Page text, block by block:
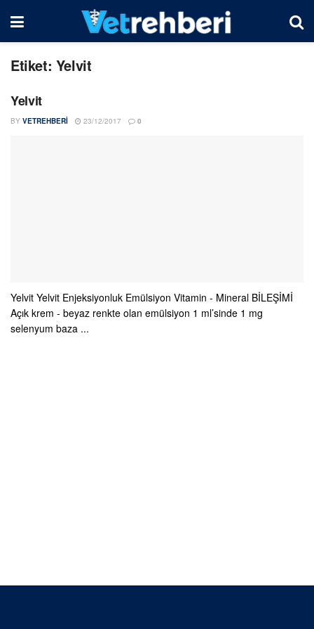
Etiket: Yelvit
Yelvit
BY VETREHBERI 23/12/2017 0
Yelvit Yelvit Enjeksiyonluk Emülsiyon Vitamin - Mineral BİLEŞİMİ
Açık krem - beyaz renkte olan emülsiyon 1 ml’sinde 1 mg
selenyum baza ...